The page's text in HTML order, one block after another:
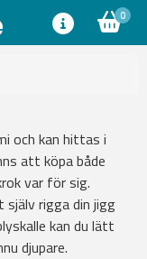
0
och kan hittas i
att köpa både
var för sig.
rigga din jigg
kan du lätt
djupare.